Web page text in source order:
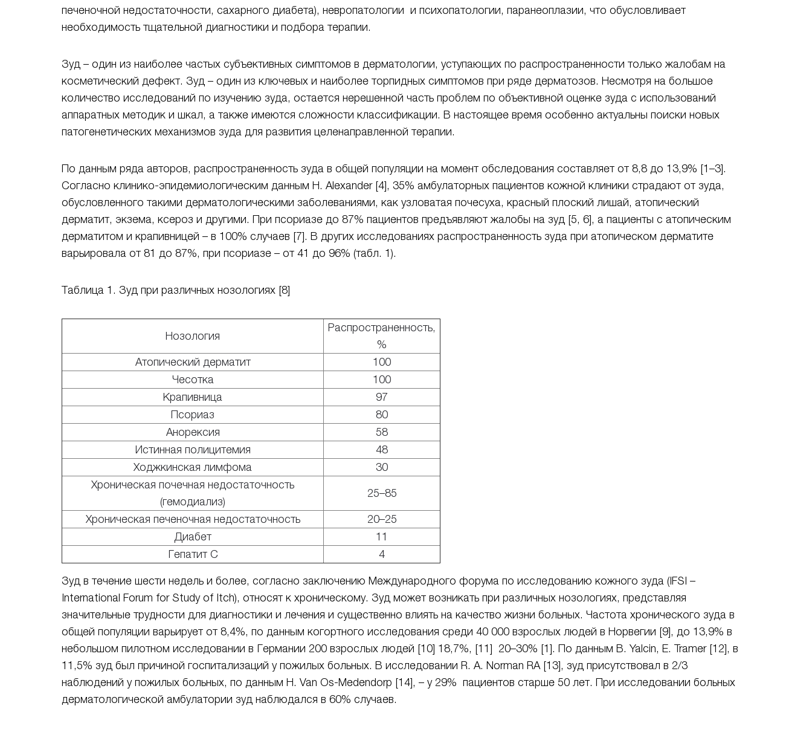
печеночной недостаточности, сахарного диабета), невропатологии и психопатологии, паранеоплазии, что обусловливает
необходимость тщательной диагностики и подбора терапии.
Зуд – один из наиболее частых субъективных симптомов в дерматологии, уступающих по распространенности только жалобам на
косметический дефект. Зуд – один из ключевых и наиболее торпидных симптомов при ряде дерматозов. Несмотря на большое
количество исследований по изучению зуда, остается нерешенной часть проблем по объективной оценке зуда с использований
аппаратных методик и шкал, а также имеются сложности классификации. В настоящее время особенно актуальны поиски новых
патогенетических механизмов зуда для развития целенаправленной терапии.
По данным ряда авторов, распространенность зуда в общей популяции на момент обследования составляет от 8,8 до 13,9% [1–3].
Согласно клинико-эпидемиологическим данным H. Alexander [4], 35% амбулаторных пациентов кожной клиники страдают от зуда,
обусловленного такими дерматологическими заболеваниями, как узловатая почесуха, красный плоский лишай, атопический
дерматит, экзема, ксероз и другими. При псориазе до 87% пациентов предъявляют жалобы на зуд [5, 6], а пациенты с атопическим
дерматитом и крапивницей – в 100% случаев [7]. В других исследованиях распространенность зуда при атопическом дерматите
варьировала от 81 до 87%, при псориазе – от 41 до 96% (табл. 1).
Таблица 1. Зуд при различных нозологиях [8]
Нозология
Распространенность,
%
Атопический дерматит
100
Чесотка
100
Крапивница
97
Псориаз
80
Анорексия
58
Истинная полицитемия
48
Ходжкинская лимфома
30
Хроническая почечная недостаточность
(гемодиализ)
25–85
Хроническая печеночная недостаточность
20–25
Диабет
11
Гепатит С
4
Зуд в течение шести недель и более, согласно заключению Международного форума по исследованию кожного зуда (IFSI –
International Forum for Study of Itch), относят к хроническому. Зуд может возникать при различных нозологиях, представляя
значительные трудности для диагностики и лечения и существенно влиять на качество жизни больных. Частота хронического зуда в
общей популяции варьирует от 8,4%, по данным когортного исследования среди 40 000 взрослых людей в Норвегии [9], до 13,9% в
небольшом пилотном исследовании в Германии 200 взрослых людей [10] 18,7%, [11] 20–30% [1]. По данным B. Yalcin, E. Tramer [12], в
11,5% зуд был причиной госпитализаций у пожилых больных. В исследовании R. A. Norman RA [13], зуд присутствовал в 2/3
наблюдений у пожилых больных, по данным H. Van Os-Medendorp [14], – у 29% пациентов старше 50 лет. При исследовании больных
дерматологической амбулатории зуд наблюдался в 60% случаев.